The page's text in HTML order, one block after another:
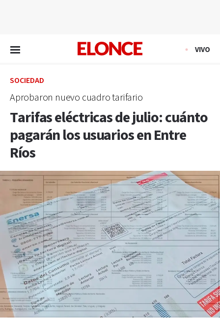
VIVO
SOCIEDAD
Aprobaron nuevo cuadro tarifario
Tarifas eléctricas de julio: cuánto
pagarán los usuarios en Entre
Ríos